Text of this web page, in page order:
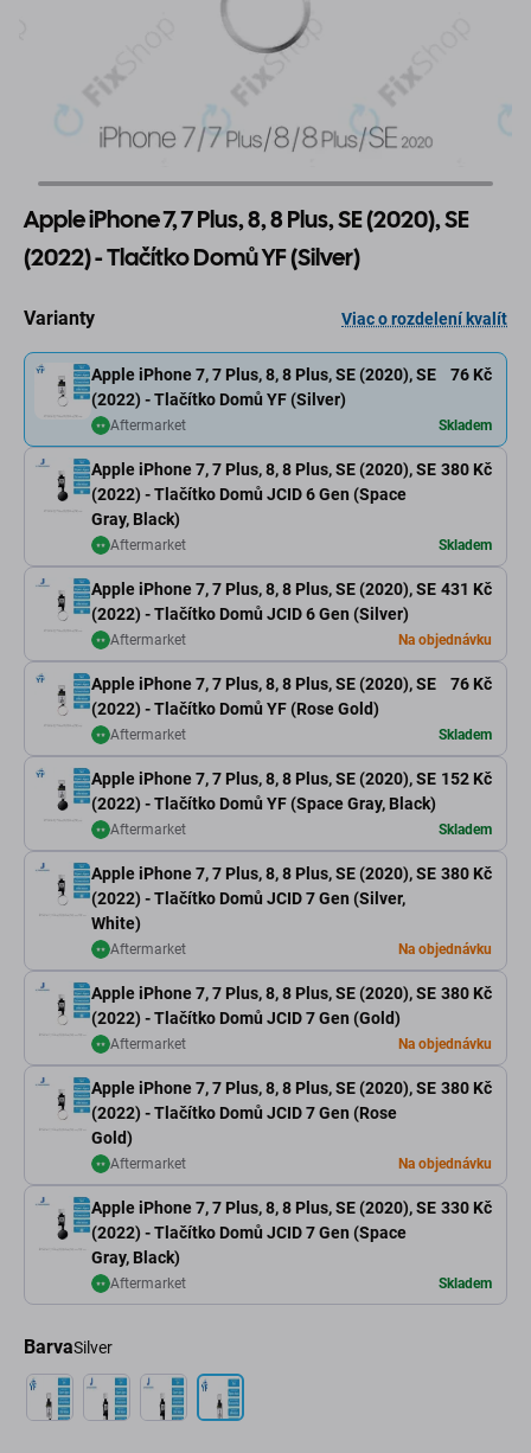
Apple iPhone 7, 7 Plus, 8, 8 Plus, SE (2020), SE
(2022) - Tlačítko Domů YF (Silver)
Varianty Viac o rozdelení kvalít
Apple iPhone 7, 7 Plus, 8, 8 Plus, SE (2020), SE
(2022) - Tlačítko Domů JCID 6 Gen (Space
Gray, Black)
380 Kč
Aftermarket Skladem
Apple iPhone 7, 7 Plus, 8, 8 Plus, SE (2020), SE
(2022) - Tlačítko Domů JCID 6 Gen (Silver)
431 Kč
Aftermarket Na objednávku
Apple iPhone 7, 7 Plus, 8, 8 Plus, SE (2020), SE
(2022) - Tlačítko Domů YF (Silver)
76 Kč
Aftermarket Skladem
Apple iPhone 7, 7 Plus, 8, 8 Plus, SE (2020), SE
(2022) - Tlačítko Domů YF (Rose Gold)
76 Kč
Aftermarket Skladem
Apple iPhone 7, 7 Plus, 8, 8 Plus, SE (2020), SE
(2022) - Tlačítko Domů YF (Space Gray, Black)
152 Kč
Aftermarket Skladem
Apple iPhone 7, 7 Plus, 8, 8 Plus, SE (2020), SE
(2022) - Tlačítko Domů JCID 7 Gen (Silver,
White)
380 Kč
Aftermarket Na objednávku
Apple iPhone 7, 7 Plus, 8, 8 Plus, SE (2020), SE
(2022) - Tlačítko Domů JCID 7 Gen (Gold)
380 Kč
Aftermarket Na objednávku
Apple iPhone 7, 7 Plus, 8, 8 Plus, SE (2020), SE
(2022) - Tlačítko Domů JCID 7 Gen (Rose
Gold)
380 Kč
Aftermarket Na objednávku
Apple iPhone 7, 7 Plus, 8, 8 Plus, SE (2020), SE
(2022) - Tlačítko Domů JCID 7 Gen (Space
Gray, Black)
330 Kč
Aftermarket Skladem
BarvaSilver